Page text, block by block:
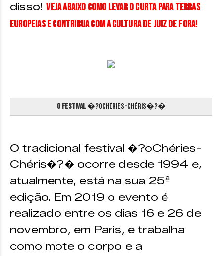
disso!Veja abaixo como levar o curta para terras
europeias e contribua com a cultura de Juiz de Fora!
O Festival�?oChéries-Chéris�?�
O tradicional festival �?oChéries-
Chéris�?� ocorre desde 1994 e,
atualmente, está na sua 25ª
edição. Em 2019 o evento é
realizado entre os dias 16 e 26 de
novembro, em Paris, e trabalha
como mote o corpo e a